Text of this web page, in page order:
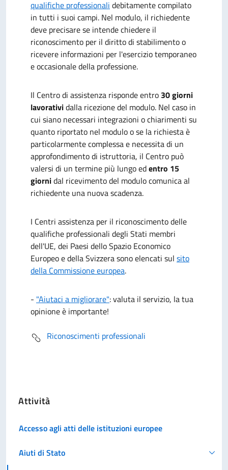
qualifiche professionali debitamente compilato
in tutti i suoi campi. Nel modulo, il richiedente
deve precisare se intende chiedere il
riconoscimento per il diritto di stabilimento o
ricevere informazioni per l'esercizio temporaneo
e occasionale della professione.
Il Centro di assistenza risponde entro 30 giorni
lavoratividalla ricezione del modulo. Nel caso in
cui siano necessari integrazioni o chiarimenti su
quanto riportato nel modulo o se la richiesta è
particolarmente complessa e necessita di un
approfondimento di istruttoria, il Centro può
valersi di un termine più lungo edentro 15
giornidal ricevimento del modulo comunica al
richiedente una nuova scadenza.
I Centri assistenza per il riconoscimento delle
qualifiche professionali degli Stati membri
dell'UE, dei Paesi dello Spazio Economico
Europeo e della Svizzera sono elencati sul sito
della Commissione europea.
- "Aiutaci a migliorare": valuta il servizio, la tua
opinione è importante!
Riconoscimenti professionali
Attività
Accesso agli atti delle istituzioni europee
Aiuti di Stato